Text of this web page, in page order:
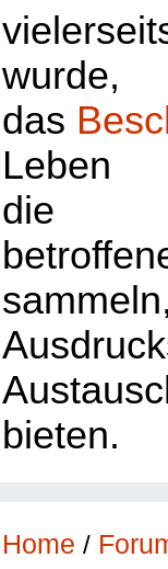
das
Leben
die
bieten.
Home /